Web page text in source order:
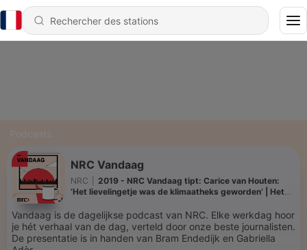
NRC Vandaag
NRC
2019 - NRC Vandaag tipt: Carice van Houten:
‘Het lievelingetje was de klimaatheks geworden’ | Het
Vandaag is de dagelijkse podcast van NRC. Elke werkdag hoor
je hét verhaal van de dag, verteld door onze beste journalisten.
De presentatie is in handen van Bram Endedijk en Gabriella